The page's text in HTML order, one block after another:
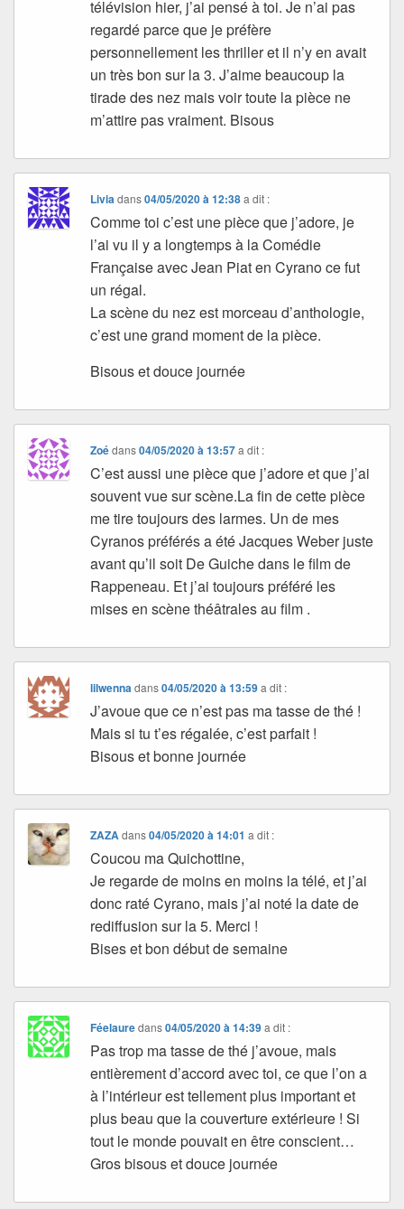
télévision hier, j’ai pensé à toi. Je n’ai pas
regardé parce que je préfère
personnellement les thriller et il n’y en avait
un très bon sur la 3. J’aime beaucoup la
tirade des nez mais voir toute la pièce ne
m’attire pas vraiment. Bisous
Liviadans04/05/2020 à 12:38 a dit :
Comme toi c’est une pièce que j’adore, je
l’ai vu il y a longtemps à la Comédie
Française avec Jean Piat en Cyrano ce fut
un régal.
La scène du nez est morceau d’anthologie,
c’est une grand moment de la pièce.
Bisous et douce journée
Zoédans04/05/2020 à 13:57 a dit :
C’est aussi une pièce que j’adore et que j’ai
souvent vue sur scène.La fin de cette pièce
me tire toujours des larmes. Un de mes
Cyranos préférés a été Jacques Weber juste
avant qu’il soit De Guiche dans le film de
Rappeneau. Et j’ai toujours préféré les
mises en scène théâtrales au film .
lilwennadans04/05/2020 à 13:59 a dit :
J’avoue que ce n’est pas ma tasse de thé !
Mais si tu t’es régalée, c’est parfait !
Bisous et bonne journée
ZAZAdans04/05/2020 à 14:01 a dit :
Coucou ma Quichottine,
Je regarde de moins en moins la télé, et j’ai
donc raté Cyrano, mais j’ai noté la date de
rediffusion sur la 5. Merci !
Bises et bon début de semaine
Féelauredans04/05/2020 à 14:39 a dit :
Pas trop ma tasse de thé j’avoue, mais
entièrement d’accord avec toi, ce que l’on a
à l’intérieur est tellement plus important et
plus beau que la couverture extérieure ! Si
tout le monde pouvait en être conscient…
Gros bisous et douce journée